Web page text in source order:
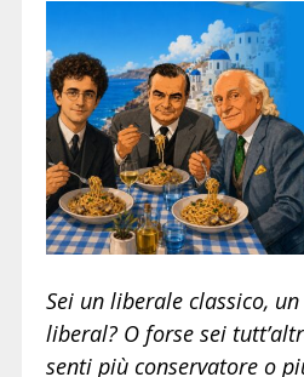
Sei un liberale classico,
liberal? O forse sei
senti più conservatore o